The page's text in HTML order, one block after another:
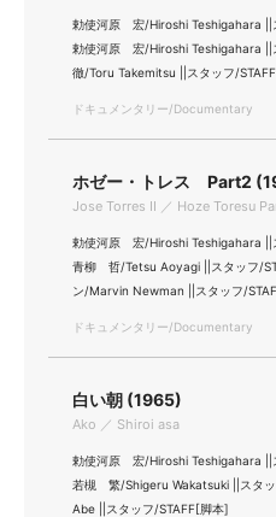
勅使河原 宏/Hiroshi Teshigahara ||
勅使河原 宏/Hiroshi Teshigahara ||
徹/Toru Takemitsu ||スタッフ/
ドキュメンタリー/Documentary
ホゼー・トレス Part2
Jose Torres II ／ Hoze Toresu
勅使河原 宏/Hiroshi Teshigahara ||
青柳 哲/Tetsu Aoyagi ||スタッフ/
ン/Marvin Newman ||スタッフ/
ドキュメンタリー/Documentary
白い朝 (1965)
Ako ／ Shiroi asa
勅使河原 宏/Hiroshi Teshigahara ||
若槻 繁/Shigeru Wakatsuki ||スタ
Abe ||スタッフ/STAFF[脚本]